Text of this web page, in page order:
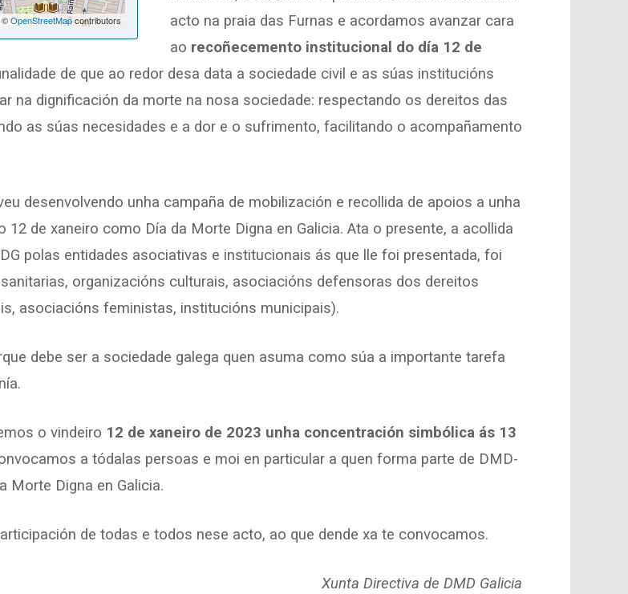
©OpenStreetMapcontributors
acto na praia das Furnas e acordamos avanzar cara
ao recoñecemento institucional do día 12 de
de que ao redor desa data a sociedade civil e as súas institucións
na dignificación da morte na nosa sociedade: respectando os dereitos das
as súas necesidades e a dor e o sufrimento, facilitando o acompañamento
desenvolvendo unha campaña de mobilización e recollida de apoios a unha
de xaneiro como Día da Morte Digna en Galicia. Ata o presente, a acollida
polas entidades asociativas e institucionais ás que lle foi presentada, foi
organizacións culturais, asociacións defensoras dos dereitos
asociacións feministas, institucións municipais).
debe ser a sociedade galega quen asuma como súa a importante tarefa
o vindeiro 12 de xaneiro de 2023 unha concentración simbólica ás 13
a tódalas persoas e moi en particular a quen forma parte de DMD-
Morte Digna en Galicia.
de todas e todos nese acto, ao que dende xa te convocamos.
Xunta Directiva de DMD Galicia